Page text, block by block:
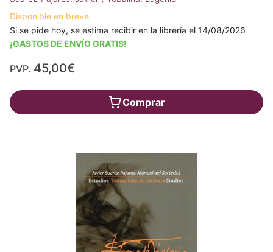
Disponible en breve
Si se pide hoy, se estima recibir en la librería el 14/08/2026
¡GASTOS DE ENVÍO GRATIS!
PVP. 45,00€
Comprar